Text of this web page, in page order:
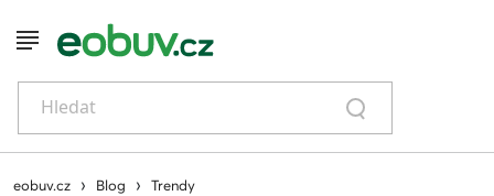
Hledat
eobuv.cz › Blog › Trendy